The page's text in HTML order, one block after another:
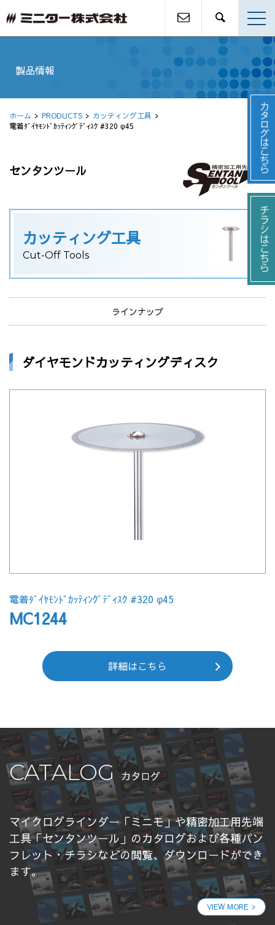
製品情報
ホーム PRODUCTS
カッティング工具
電着ﾀﾞｲﾔﾓﾝﾄﾞｶｯﾃｨﾝｸﾞﾃﾞｨｽｸ #320 φ45
センタンツール
カッティング工具
Cut-Off Tools
ラインナップ
ダイヤモンドカッティングディスク
電着ﾀﾞｲﾔﾓﾝﾄﾞｶｯﾃｨﾝｸﾞﾃﾞｨｽｸ #320 φ45
MC1244
詳細はこちら
CATALOG カタログ
マイクログラインダー「ミニモ」や精密加工用先端
工具「センタンツール」のカタログおよび各種パン
フレット・チラシなどの閲覧、ダウンロードができ
ます。
VIEW MORE